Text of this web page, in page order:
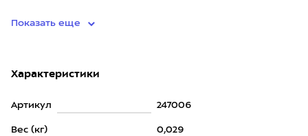
Показать еще
Характеристики
Артикул 247006
Вес (кг) 0,029